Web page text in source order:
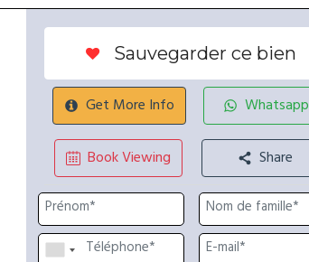
Sauvegarder ce bien
Get More Info Whatsapp
Book Viewing Share